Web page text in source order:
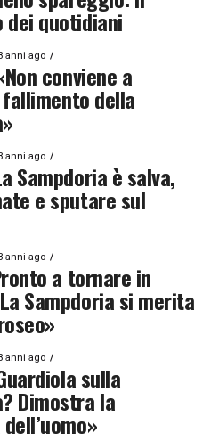
dei quotidiani
anni ago
conviene a
della
anni ago
Sampdoria è salva,
e sputare sul
anni ago
a tornare in
Sampdoria si merita
anni ago
sulla
Dimostra la